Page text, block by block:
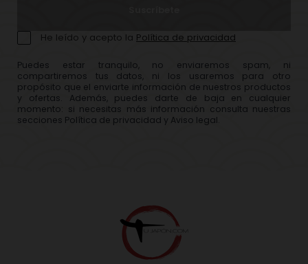
Puedes estar tranquilo, no enviaremos spam, ni
compartiremos tus datos, ni los usaremos para otro
propósito que el enviarte información de nuestros productos
y ofertas. Además, puedes darte de baja en cualquier
momento: si necesitas más información consulta nuestras
secciones Política de privacidad y Aviso legal.
He leído y acepto la Política de privacidad